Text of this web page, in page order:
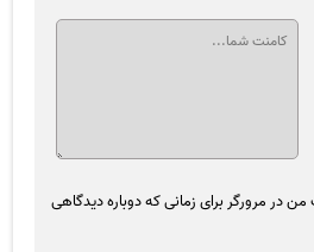
در مرورگر برای زمانی که دوباره دیدگاهی